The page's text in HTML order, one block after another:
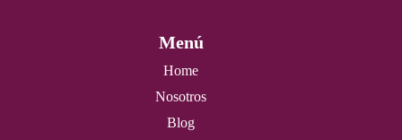
Menú
Home
Nosotros
Blog